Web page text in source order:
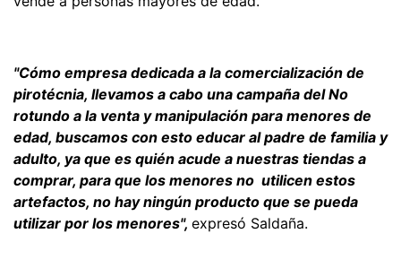
"Cómo empresa dedicada a la comercialización de
pirotécnia, llevamos a cabo una campaña del No
rotundo a la venta y manipulación para menores de
edad, buscamos con esto educar al padre de familia y
adulto, ya que es quién acude a nuestras tiendas a
comprar, para que los menores no utilicen estos
artefactos, no hay ningún producto que se pueda
utilizar por los menores", expresó Saldaña.